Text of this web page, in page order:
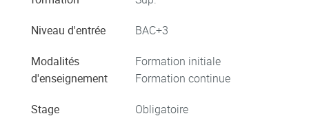
Niveau d'entrée BAC+3
Modalités
d'enseignement
Formation initiale
Formation continue
Stage Obligatoire